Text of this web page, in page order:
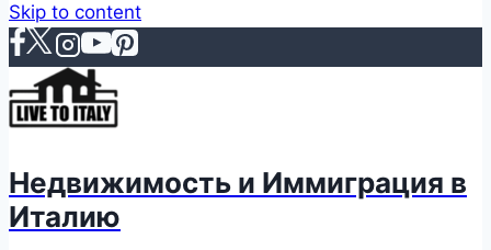
Skip to content
Недвижимость и Иммиграция в
Италию